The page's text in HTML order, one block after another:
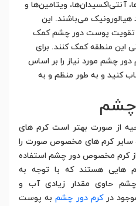
آنتی‌اکسیدان‌ها، ویتامین‌ها و
می‌باشند. این
تقویت پوست دور چشم کمک
این منطقه کمک کنند. برای
چشم مورد نیاز را بر اساس
کنید و به طور منظم و به
چشم
از صورت بهتر است کرم های
سایر کرم های مخصوص صورت را
کرم مخصوص دور چشم استفاده
هایی هستند که با توجه به
حاوی مقدار زیادی آب و
درکرم دور چشمبه پوست